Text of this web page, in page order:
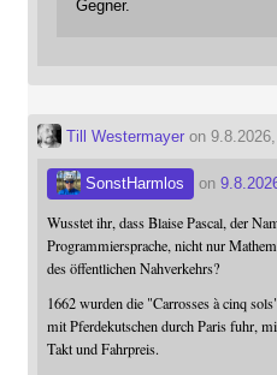
Gegner.
Till Westermayeron
SonstHarmlos on
Wusstet ihr, dass Blaise Pascal, der
Programmiersprache, nicht nur
des öffentlichen Nahverkehrs?
1662 wurden die "Carrosses à cinq
mit Pferdekutschen durch Paris fuhr,
Takt und Fahrpreis.